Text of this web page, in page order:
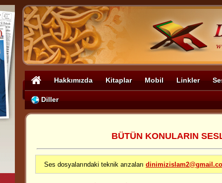
Hakkımızda Kitaplar Mobil Linkler
Diller
BÜTÜN KONULARIN
Ses dosyalarındaki teknik arızaları